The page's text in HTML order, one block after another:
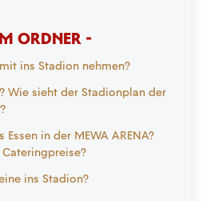
ORDNER -
ins Stadion nehmen?
Wie sieht der Stadionplan der
in der MEWA ARENA?
ins Stadion?